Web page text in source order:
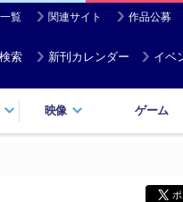
覧 関連サイト 作品公募
索 新刊カレンダー イベ
映像 ゲーム